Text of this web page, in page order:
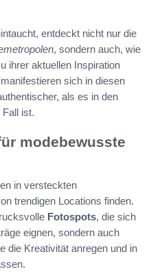
entdeckt nicht nur die
, sondern auch, wie
ihrer aktuellen Inspiration
sich in diesen
als es in den
ist.
modebewusste
in versteckten
trendigen Locations finden.
Fotospots, die sich
eignen, sondern auch
die Kreativität anregen und in